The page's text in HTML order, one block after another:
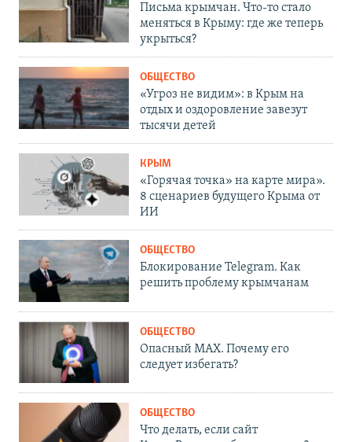
Письма крымчан. Что-то стало
меняться в Крыму: где же теперь
укрыться?
ОБЩЕСТВО
«Угроз не видим»: в Крым на
отдых и оздоровление завезут
тысячи детей
КРЫМ
«Горячая точка» на карте мира».
8 сценариев будущего Крыма от
ИИ
ОБЩЕСТВО
Блокирование Telegram. Как
решить проблему крымчанам
ОБЩЕСТВО
Опасный MAX. Почему его
следует избегать?
ОБЩЕСТВО
Что делать, если сайт